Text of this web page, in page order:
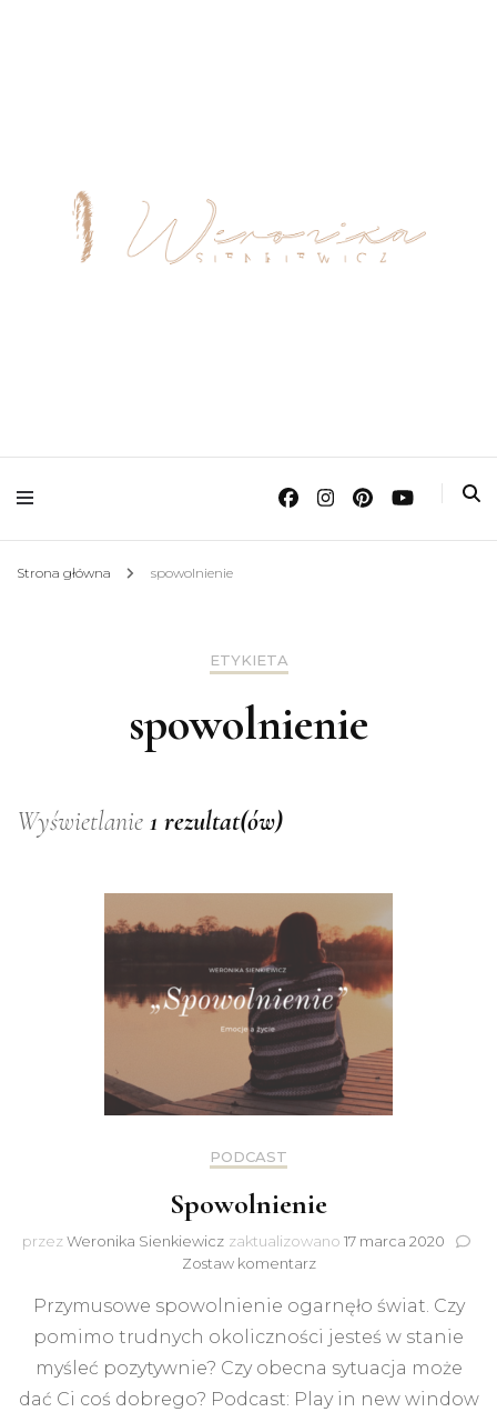
Strona główna spowolnienie
ETYKIETA
spowolnienie
Wyświetlanie 1 rezultat(ów)
PODCAST
Spowolnienie
przezWeronika Sienkiewicz zaktualizowano 17 marca 2020
Zostaw komentarzdo
Przymusowe spowolnienie ogarnęło świat. Czy
pomimo trudnych okoliczności jesteś w stanie
myśleć pozytywnie? Czy obecna sytuacja może
dać Ci coś dobrego? Podcast: Play in new window